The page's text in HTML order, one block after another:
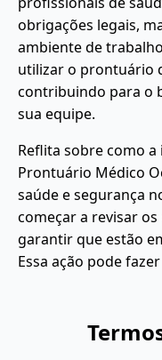
obrigações legais,
ambiente de
utilizar o prontuário
contribuindo para o
sua equipe.
Reflita sobre como
Prontuário Médico
saúde e segurança
começar a revisar
garantir que estão
Essa ação pode